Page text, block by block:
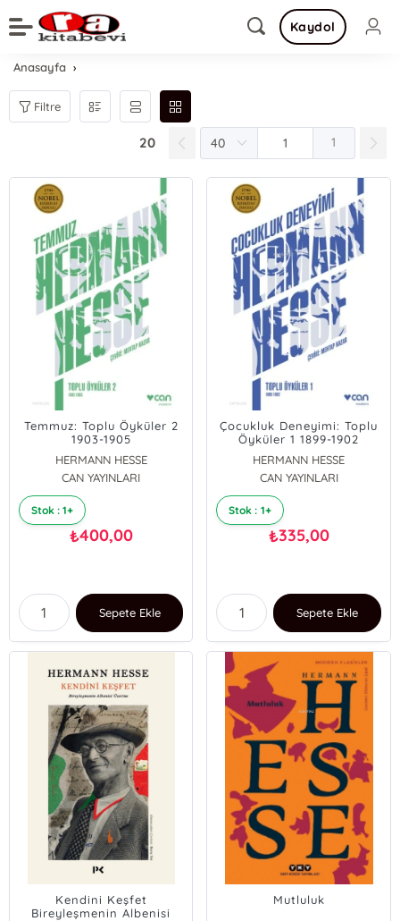
Kaydol
Anasayfa
Filtre
20 1
Temmuz: Toplu Öyküler 2
1903-1905
HERMANN HESSE
CAN YAYINLARI
Stok : 1+
₺400,00
Sepete Ekle
Çocukluk Deneyimi: Toplu
Öyküler 1 1899-1902
HERMANN HESSE
CAN YAYINLARI
Stok : 1+
₺335,00
Sepete Ekle
Kendini Keşfet
Bireyleşmenin Albenisi
Mutluluk